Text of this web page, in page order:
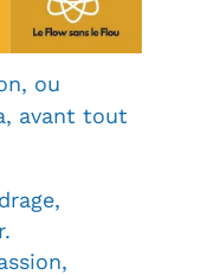
ou
avant tout